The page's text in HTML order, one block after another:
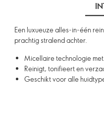
Een luxueuze alles-in-één
prachtig stralend achter.
Micellaire technologie
Reinigt, tonifieert en
Geschikt voor alle